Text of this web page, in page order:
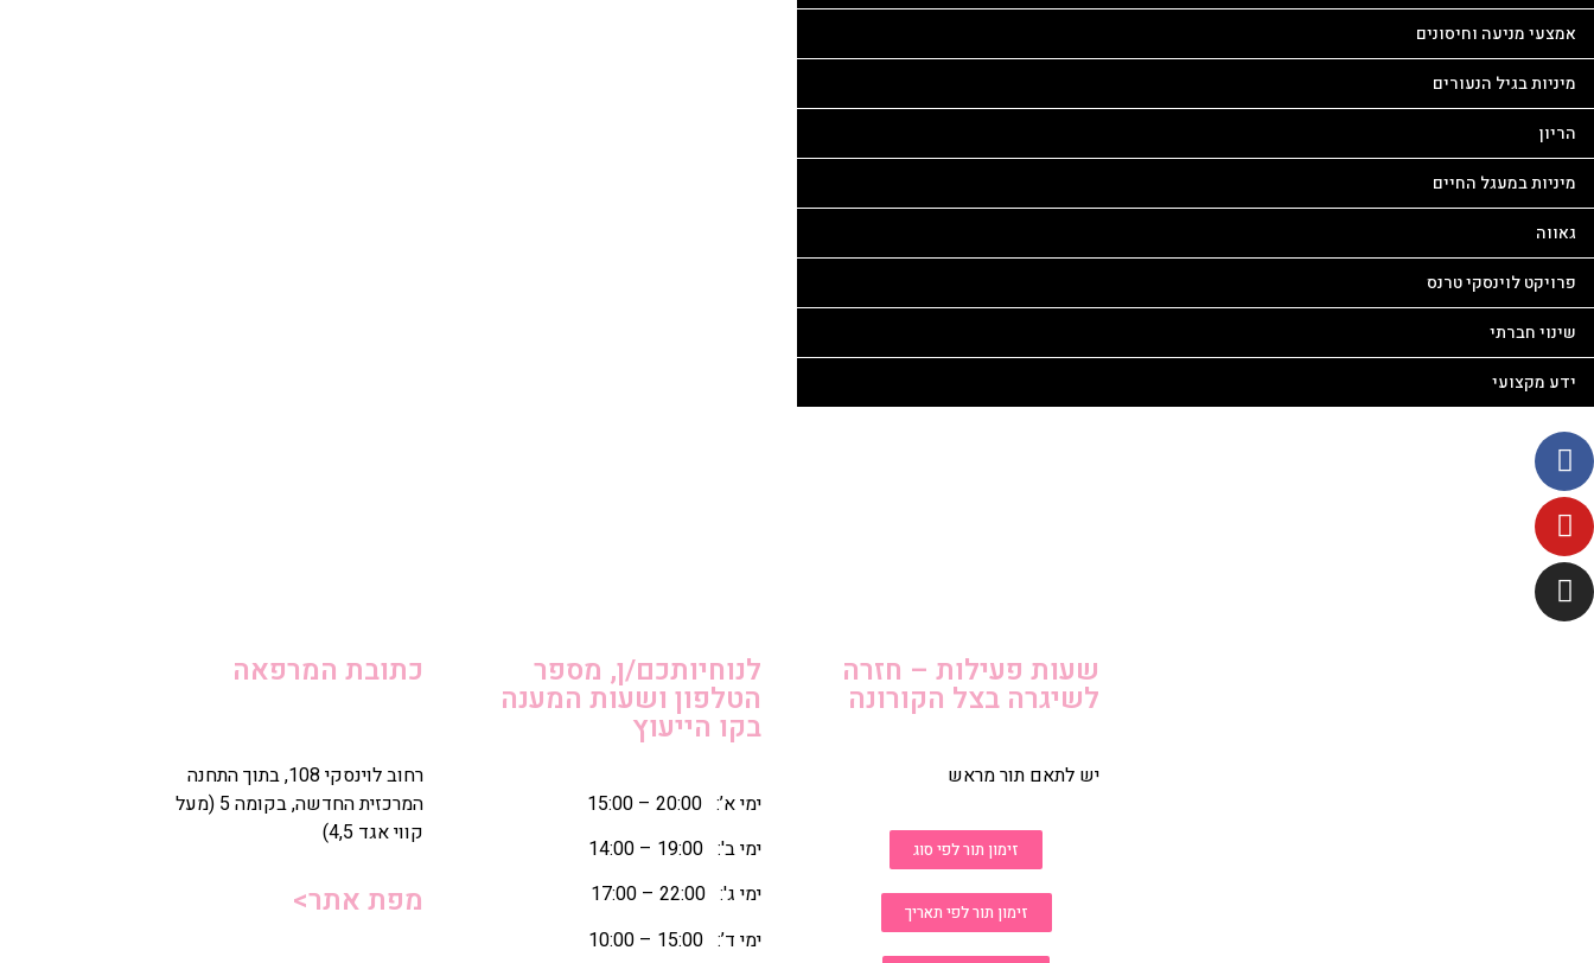
אמצעי מניעה וחיסונים
מיניות בגיל הנעורים
הריון
מיניות במעגל החיים
גאווה
פרויקט לוינסקי טרנס
שינוי חברתי
ידע מקצועי
שעות פעילות – חזרה
לשיגרה בצל הקורונה
יש לתאם תור מראש
זימון תור לפי סוג
זימון תור לפי תאריך
לנוחיותכם/ן, מספר
הטלפון ושעות המענה
בקו הייעוץ
ימי א’: 20:00 – 15:00
ימי ב': 19:00 – 14:00
ימי ג': 22:00 – 17:00
ימי ד’: 15:00 – 10:00
כתובת המרפאה
רחוב לוינסקי 108, בתוך התחנה
המרכזית החדשה, בקומה 5 (מעל
קווי אגד 4,5)
מפת אתר>